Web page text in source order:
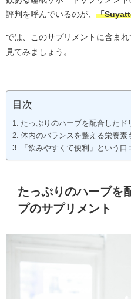
評判を呼んでいるのが、 「
では、このサプリメントに含ま
見てみましょう。
目次
たっぷりのハーブを配合したド
体内のバランスを整える栄養素
「飲みやすくて便利」という
たっぷりのハーブを
プのサプリメント